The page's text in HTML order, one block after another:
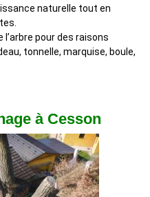
naturelle tout en
l’arbre pour des raisons
tonnelle, marquise, boule,
à Cesson